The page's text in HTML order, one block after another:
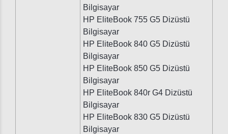
Bilgisayar
HP EliteBook 755 G5 Dizüstü
Bilgisayar
HP EliteBook 840 G5 Dizüstü
Bilgisayar
HP EliteBook 850 G5 Dizüstü
Bilgisayar
HP EliteBook 840r G4 Dizüstü
Bilgisayar
HP EliteBook 830 G5 Dizüstü
Bilgisayar